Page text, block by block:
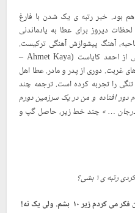
دیروز جشن فارغ التحصیلی ورودی ۸۶ هم بود. خبر رتبه ی یک شدن با فارغ
دیروز برای عطا به یادماندنی
آهنگ پیشوازش آهنگی ترکیست.
پرس و جو که می کنم می گوید آهنگی از احمد کایاست (Ahmet Kaya –
غربت. دوری از پدر و مادر. عطا اهل
را تجربه کرده است. ترجمه چند
دور افتاده و من در یک سرزمین دورم
… » چند خط زیر، حاصل گپ و
ی ۱ بشی؟
۱۰ بشم. ولی یک نه!